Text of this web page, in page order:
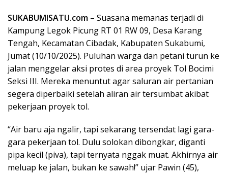
SUKABUMISATU.com – Suasana memanas terjadi di
Kampung Legok Picung RT 01 RW 09, Desa Karang
Tengah, Kecamatan Cibadak, Kabupaten Sukabumi,
Jumat (10/10/2025). Puluhan warga dan petani turun ke
jalan menggelar aksi protes di area proyek Tol Bocimi
Seksi III. Mereka menuntut agar saluran air pertanian
segera diperbaiki setelah aliran air tersumbat akibat
pekerjaan proyek tol.
“Air baru aja ngalir, tapi sekarang tersendat lagi gara-
gara pekerjaan tol. Dulu solokan dibongkar, diganti
pipa kecil (piva), tapi ternyata nggak muat. Akhirnya air
meluap ke jalan, bukan ke sawah!” ujar Pawin (45),